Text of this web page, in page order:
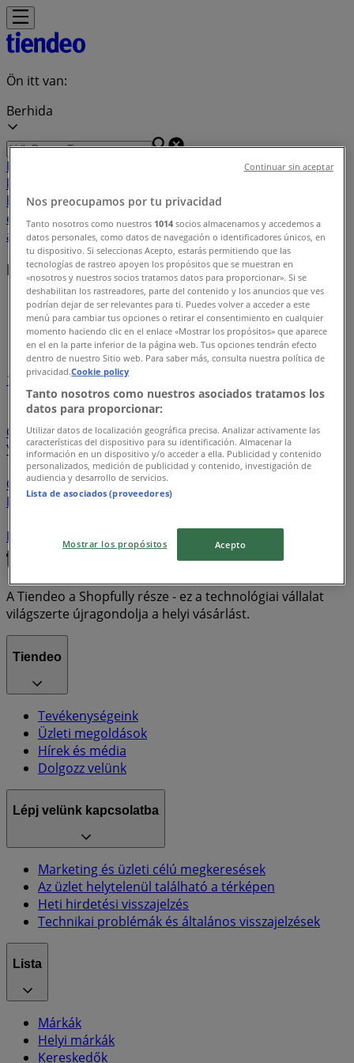
Ön itt van:
Berhida
Featured
Ruházat, cipők és
kiegészítők
barkácsolásGyógyszertárak és szépség
és szabadidőAutók, motorkerékpárok és
alkatrészekÉttermekBankok és szolgáltatások
Közeli üzletek
Tiendeo Berhida-en»
Üzletek listája itt: Berhida
1 345
Lidl
Aldi Kik Tesco
Coop
Spar Sinsay Penny Market
New Yorker
Yettel
One Zara BENU Gyógyszertárak
Husqvarna
Adidas
OTP Bank JYSK Rossmann
Euronics
Orsay
Erste Bank CCC
Alma Gyógyszertárak
Decathlon
K&H Bank Pandora
McDonald's
Media Markt
A Tiendeo a Shopfully része - ez a technológiai vállalat
világszerte újragondolja a helyi vásárlást.
Tiendeo
Tevékenységeink
Üzleti megoldások
Hírek és média
Dolgozz velünk
Lépj velünk kapcsolatba
Marketing és üzleti célú megkeresések
Az üzlet helytelenül található a térképen
Heti hirdetési visszajelzés
Technikai problémák és általános visszajelzések
Lista
Márkák
Helyi márkák
Kereskedők
Nos preocupamos por tu privacidad
Tanto nosotros como nuestros 1014 socios almacenamos y accedemos a
datos personales, como datos de navegación o identificadores únicos, en
tu dispositivo. Si seleccionas Acepto, estarás permitiendo que las
tecnologías de rastreo apoyen los propósitos que se muestran en
«nosotros y nuestros socios tratamos datos para proporcionar». Si se
deshabilitan los rastreadores, parte del contenido y los anuncios que ves
podrían dejar de ser relevantes para ti. Puedes volver a acceder a este
menú para cambiar tus opciones o retirar el consentimiento en cualquier
momento haciendo clic en el enlace «Mostrar los propósitos» que aparece
en el en la parte inferior de la página web. Tus opciones tendrán efecto
dentro de nuestro Sitio web. Para saber más, consulta nuestra política de
privacidad.Cookie policy
Tanto nosotros como nuestros asociados tratamos los
datos para proporcionar:
Utilizar datos de localización geográfica precisa. Analizar activamente las
características del dispositivo para su identificación. Almacenar la
información en un dispositivo y/o acceder a ella. Publicidad y contenido
personalizados, medición de publicidad y contenido, investigación de
audiencia y desarrollo de servicios.
Lista de asociados (proveedores)
Mostrar los propósitos Acepto
Continuar sin aceptar